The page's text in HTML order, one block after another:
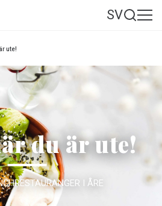
SV
ute!
du är ute!
I ÅRE